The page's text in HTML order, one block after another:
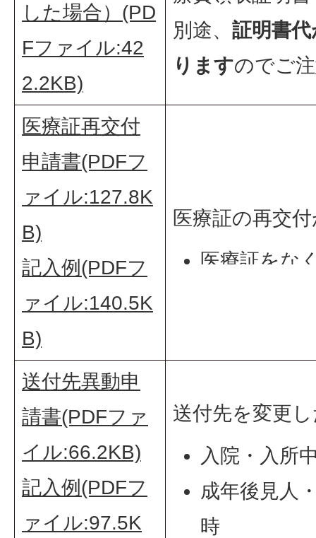
した場合）(PD
Fファイル:42
2.2KB)
別途、 証明書
りますのでご
医療証再交付
申請書(PDFフ
ァイル:127.8K
B)
記入例(PDFフ
ァイル:140.5K
B)
医療証の再交
医療証をな
送付先異動申
請書(PDFファ
イル:66.2KB)
記入例(PDFフ
ァイル:97.5K
送付先を変更
入院・入所
成年後見人
時